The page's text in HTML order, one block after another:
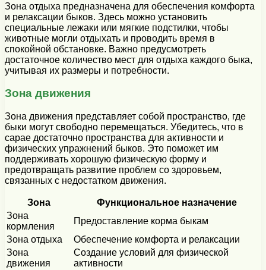
Зона отдыха предназначена для обеспечения комфорта
и релаксации быков. Здесь можно установить
специальные лежаки или мягкие подстилки, чтобы
животные могли отдыхать и проводить время в
спокойной обстановке. Важно предусмотреть
достаточное количество мест для отдыха каждого быка,
учитывая их размеры и потребности.
Зона движения
Зона движения представляет собой пространство, где
быки могут свободно перемещаться. Убедитесь, что в
сарае достаточно пространства для активности и
физических упражнений быков. Это поможет им
поддерживать хорошую физическую форму и
предотвращать развитие проблем со здоровьем,
связанных с недостатком движения.
Зона
Функциональное назначение
Зона
кормления
Предоставление корма быкам
Зона отдыха
Обеспечение комфорта и релаксации
Зона
движения
Создание условий для физической
активности